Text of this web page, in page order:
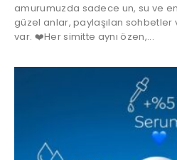
amurumuzda sadece un, su ve
güzel anlar, paylaşılan sohbetler
var. ❤️Her simitte aynı özen,...